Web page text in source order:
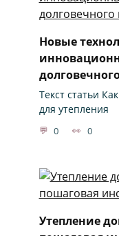
Новые
Текст статьи
для утепления
0 0
Утепление